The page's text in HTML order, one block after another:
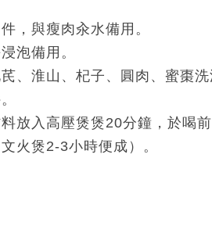
，與瘦肉汆水備用。
泡備用。
、淮山、杞子、圓肉、蜜棗
放入高壓煲煲20分鐘，於喝
火煲2-3小時便成）。